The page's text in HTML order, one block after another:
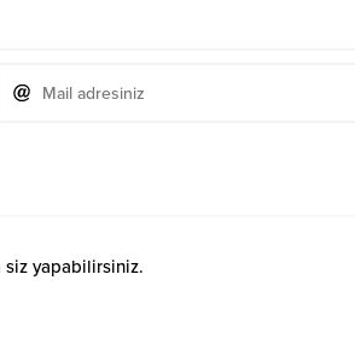
siz yapabilirsiniz.